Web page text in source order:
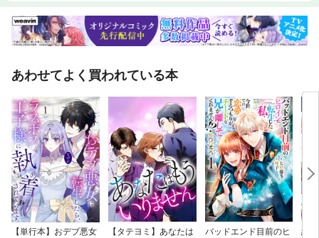
あわせてよく買われている本
【単行本】おデブ悪女
【タテヨミ】あなたは
バッドエンド目前のヒ
結